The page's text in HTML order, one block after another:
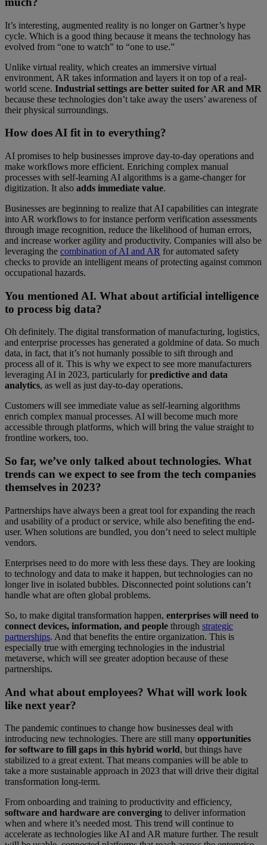
It’s interesting, augmented reality is no longer on Gartner’s hype
cycle. Which is a good thing because it means the technology has
evolved from “one to watch” to “one to use.”
Unlike virtual reality, which creates an immersive virtual
environment, AR takes information and layers it on top of a real-
world scene. Industrial settings are better suited for AR and MR
because these technologies don’t take away the users’ awareness of
their physical surroundings.
How does AI fit in to everything?
AI promises to help businesses improve day-to-day operations and
make workflows more efficient. Enriching complex manual
processes with self-learning AI algorithms is a game-changer for
digitization. It also adds immediate value.
Businesses are beginning to realize that AI capabilities can integrate
into AR workflows to for instance perform verification assessments
through image recognition, reduce the likelihood of human errors,
and increase worker agility and productivity. Companies will also be
leveraging the combination of AI and AR for automated safety
checks to provide an intelligent means of protecting against common
occupational hazards.
You mentioned AI. What about artificial intelligence
to process big data?
Oh definitely. The digital transformation of manufacturing, logistics,
and enterprise processes has generated a goldmine of data. So much
data, in fact, that it’s not humanly possible to sift through and
process all of it. This is why we expect to see more manufacturers
leveraging AI in 2023, particularly forpredictive and data
analytics, as well as just day-to-day operations.
Customers will see immediate value as self-learning algorithms
enrich complex manual processes. AI will become much more
accessible through platforms, which will bring the value straight to
frontline workers, too.
So far, we’ve only talked about technologies. What
trends can we expect to see from the tech companies
themselves in 2023?
Partnerships have always been a great tool for expanding the reach
and usability of a product or service, while also benefiting the end-
user. When solutions are bundled, you don’t need to select multiple
vendors.
Enterprises need to do more with less these days. They are looking
to technology and data to make it happen, but technologies can no
longer live in isolated bubbles. Disconnected point solutions can’t
handle what are often global problems.
So, to make digital transformation happen, enterprises will need to
connect devices, information, and people through strategic
partnerships. And that benefits the entire organization. This is
especially true with emerging technologies in the industrial
metaverse, which will see greater adoption because of these
partnerships.
And what about employees? What will work look
like next year?
The pandemic continues to change how businesses deal with
introducing new technologies. There are still many opportunities
for software to fill gaps in this hybrid world, but things have
stabilized to a great extent. That means companies will be able to
take a more sustainable approach in 2023 that will drive their digital
transformation long-term.
From onboarding and training to productivity and efficiency,
software and hardware are converging to deliver information
when and where it’s needed most. This trend will continue to
accelerate as technologies like AI and AR mature further. The result